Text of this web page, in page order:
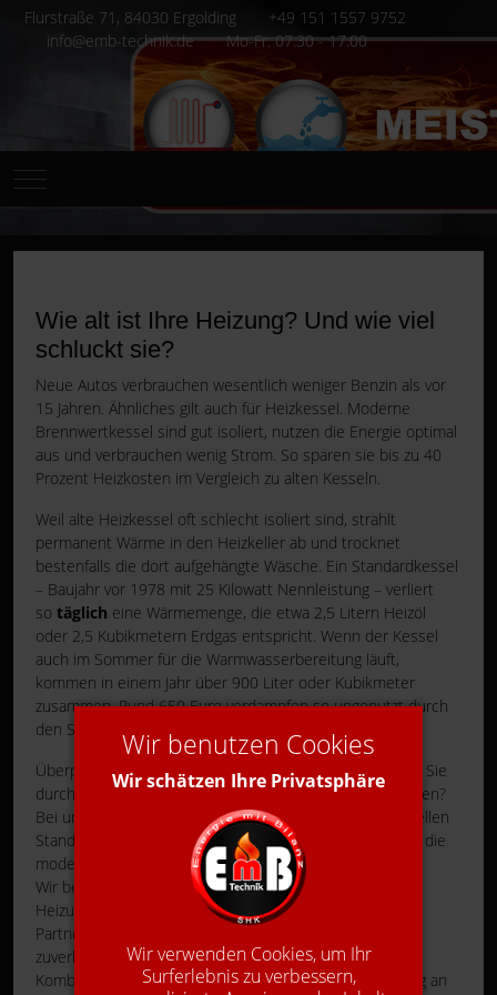
Flurstraße 71, 84030 Ergolding
+49 151 1557 9752
info@emb-technik.de
Mo-Fr: 07.30 - 17.00
Mobile Menu Toggle
Wie alt ist Ihre Heizung? Und wie viel
schluckt sie?
Neue Autos verbrauchen wesentlich weniger Benzin als vor
15 Jahren. Ähnliches gilt auch für Heizkessel. Moderne
Brennwertkessel sind gut isoliert, nutzen die Energie optimal
aus und verbrauchen wenig Strom. So sparen sie bis zu 40
Prozent Heizkosten im Vergleich zu alten Kesseln.
Weil alte Heizkessel oft schlecht isoliert sind, strahlt
permanent Wärme in den Heizkeller ab und trocknet
bestenfalls die dort aufgehängte Wäsche. Ein Standardkessel
– Baujahr vor 1978 mit 25 Kilowatt Nennleistung – verliert
so täglich eine Wärmemenge, die etwa 2,5 Litern Heizöl
oder 2,5 Kubikmetern Erdgas entspricht. Wenn der Kessel
auch im Sommer für die Warmwasserbereitung läuft,
kommen in einem Jahr über 900 Liter oder Kubikmeter
zusammen. Rund 650 Euro verdampfen so ungenutzt durch
den Schornstein.
Überprüfen auch Sie Ihre Heizungsanlage! Können auch Sie
durch einen neuen Heizkessel Energie und Kosten sparen?
Bei uns können Sie sich stets individuell über den aktuellen
Stand der Technik informieren und sicher sein, dass wir die
modernste Technik einsetzen!
Wir beraten Sie kompetent zu allen Fragen Ihrer
Heizungsanlage, denn wir arbeiten mit kompetenten
Partnern zusammen. Durch ein breites Angebot an
zuverlässigen Heizsystemen mit vielfältigen
Kombinationsmöglichkeiten ist eine optimale Anpassung an
Wir benutzen Cookies
Wir schätzen Ihre Privatsphäre
Wir verwenden Cookies, um Ihr
Surferlebnis zu verbessern,